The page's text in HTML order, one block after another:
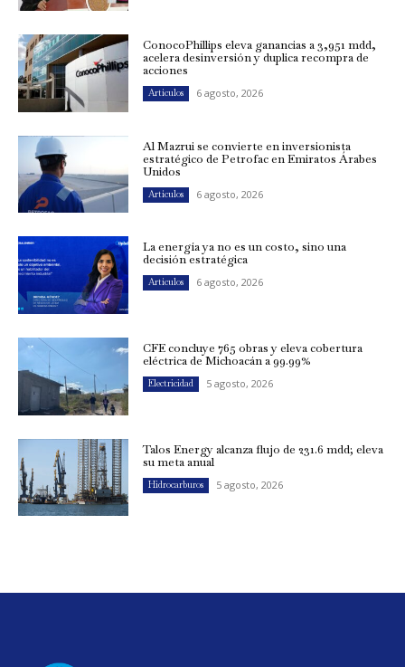
ConocoPhillips eleva ganancias a 3,951 mdd,
acelera desinversión y duplica recompra de
acciones
Artículos 6 agosto, 2026
Al Mazrui se convierte en inversionista
estratégico de Petrofac en Emiratos Árabes
Unidos
Artículos 6 agosto, 2026
La energía ya no es un costo, sino una
decisión estratégica
Artículos 6 agosto, 2026
CFE concluye 765 obras y eleva cobertura
eléctrica de Michoacán a 99.99%
Electricidad 5 agosto, 2026
Talos Energy alcanza flujo de 231.6 mdd; eleva
su meta anual
Hidrocarburos 5 agosto, 2026